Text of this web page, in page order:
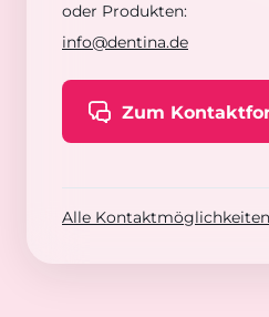
oder Produkten:
info@dentina.de
Zum
Alle Kontaktmöglichkeiten